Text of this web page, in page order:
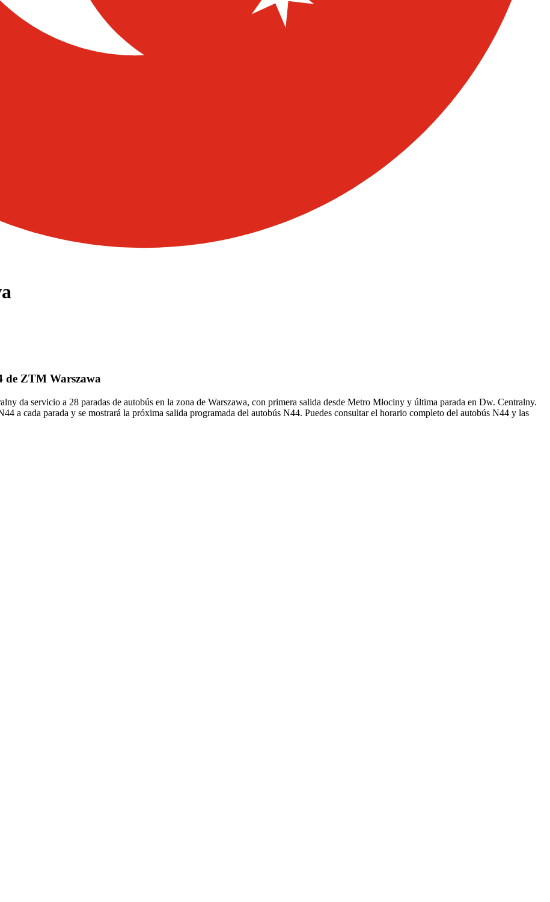
de ZTM Warszawa
da servicio a 28 paradas de autobús en la zona de Warszawa, con primera salida desde Metro Młociny y última parada en Dw. Centralny.
a cada parada y se mostrará la próxima salida programada del autobús N44. Puedes consultar el horario completo del autobús N44 y las